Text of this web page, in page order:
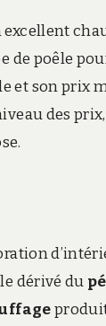
de poêle
et son prix
des
dérivé du